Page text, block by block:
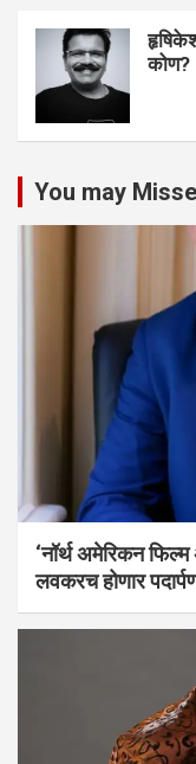
कोण?
You may
‘नॉर्थ अमेरिकन
लवकरच होणार